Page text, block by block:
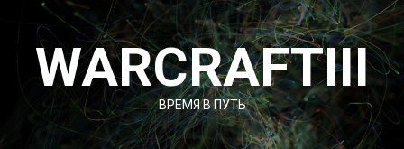
Перейти
содержимому
WARCRAFTIII
ВРЕМЯ В ПУТЬ